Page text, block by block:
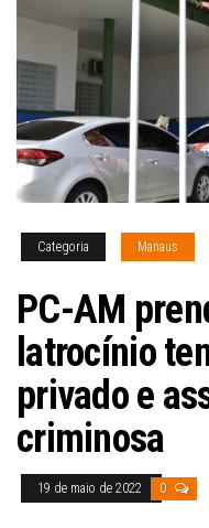
Categoria Manaus
PC-AM
latrocínio
privado e
criminosa
19 de maio de 2022 0